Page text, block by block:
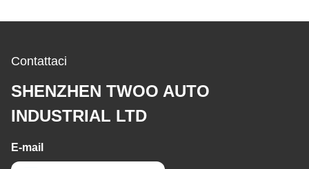
Contattaci
SHENZHEN TWOO AUTO
INDUSTRIAL LTD
E-mail